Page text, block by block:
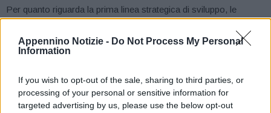
Appennino Notizie - Do Not Process My Personal
Information
If you wish to opt-out of the sale, sharing to third parties, or
processing of your personal or sensitive information for
targeted advertising by us, please use the below opt-out
Per quanto riguarda la prima linea strategica di sviluppo, le
conseguimento degli obiettivi nazionali sulle rinnovabili, in
particolare nel settore fotovoltaico ed eolico, ma anche in quello
abilitanti che supportino gli investimenti per il rifacimento o
potenziamento degli impianti esistenti e per le progettualità che